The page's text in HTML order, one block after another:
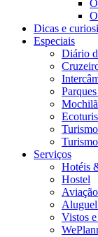
Dicas e
Especiais
Diário
Serviços
Hotéis
Hostel
Aviação
Vistos e